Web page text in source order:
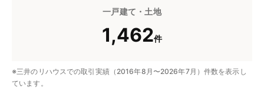
一戸建て・土地
1,462件
※三井のリハウスでの取引実績（2016年8月〜2026年7月）件数を表示し
ています。